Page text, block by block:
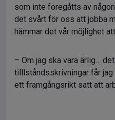
som inte föregåtts av
det svårt för oss att jobba
hämmar det vår möjlighet
– Om jag ska vara ärlig…
tilllståndsskrivningar får jag
ett framgångsrikt sätt att